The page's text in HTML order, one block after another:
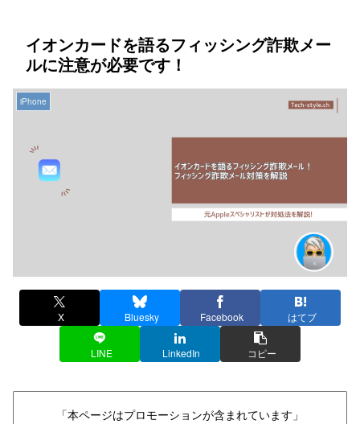
イオンカードを語るフィッシング詐欺メー
ルに注意が必要です！
iPhone
X Bluesky Facebook はてブ
LINE LinkedIn コピー
「本ページはプロモーションが含まれています」